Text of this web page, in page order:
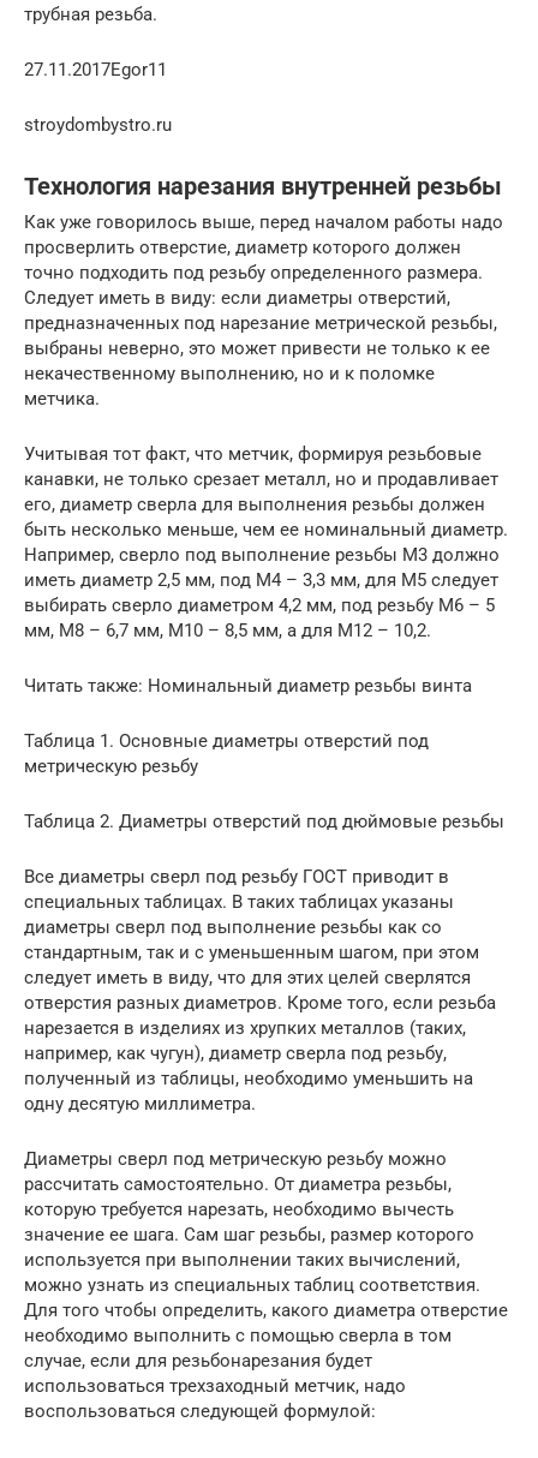
трубная резьба.
27.11.2017Egor11
stroydombystro.ru
Технология нарезания внутренней резьбы
Как уже говорилось выше, перед началом работы надо
просверлить отверстие, диаметр которого должен
точно подходить под резьбу определенного размера.
Следует иметь в виду: если диаметры отверстий,
предназначенных под нарезание метрической резьбы,
выбраны неверно, это может привести не только к ее
некачественному выполнению, но и к поломке
метчика.
Учитывая тот факт, что метчик, формируя резьбовые
канавки, не только срезает металл, но и продавливает
его, диаметр сверла для выполнения резьбы должен
быть несколько меньше, чем ее номинальный диаметр.
Например, сверло под выполнение резьбы М3 должно
иметь диаметр 2,5 мм, под М4 – 3,3 мм, для М5 следует
выбирать сверло диаметром 4,2 мм, под резьбу М6 – 5
мм, М8 – 6,7 мм, М10 – 8,5 мм, а для М12 – 10,2.
Читать также: Номинальный диаметр резьбы винта
Таблица 1. Основные диаметры отверстий под
метрическую резьбу
Таблица 2. Диаметры отверстий под дюймовые резьбы
Все диаметры сверл под резьбу ГОСТ приводит в
специальных таблицах. В таких таблицах указаны
диаметры сверл под выполнение резьбы как со
стандартным, так и с уменьшенным шагом, при этом
следует иметь в виду, что для этих целей сверлятся
отверстия разных диаметров. Кроме того, если резьба
нарезается в изделиях из хрупких металлов (таких,
например, как чугун), диаметр сверла под резьбу,
полученный из таблицы, необходимо уменьшить на
одну десятую миллиметра.
Диаметры сверл под метрическую резьбу можно
рассчитать самостоятельно. От диаметра резьбы,
которую требуется нарезать, необходимо вычесть
значение ее шага. Сам шаг резьбы, размер которого
используется при выполнении таких вычислений,
можно узнать из специальных таблиц соответствия.
Для того чтобы определить, какого диаметра отверстие
необходимо выполнить с помощью сверла в том
случае, если для резьбонарезания будет
использоваться трехзаходный метчик, надо
воспользоваться следующей формулой: